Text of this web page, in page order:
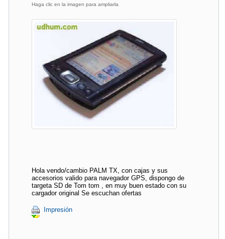
Haga clic en la imagen para ampliarla
Hola vendo/cambio PALM TX, con cajas y sus
accesorios valido para navegador GPS, dispongo de
targeta SD de Tom tom , en muy buen estado con su
cargador original Se escuchan ofertas
Impresión